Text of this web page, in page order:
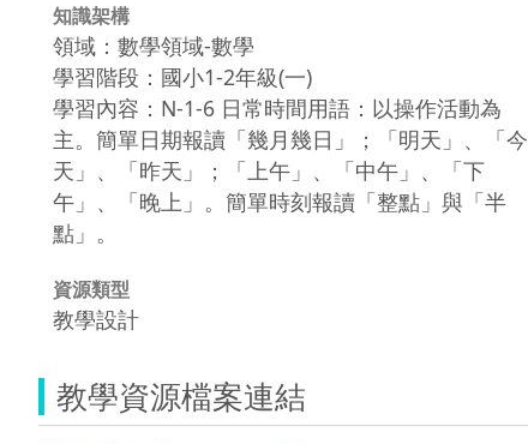
知識架構
領域：數學領域-數學
學習階段：國小1-2年級(一)
學習內容：N-1-6 日常時間用語：以操作活動為
主。簡單日期報讀「幾月幾日」；「明天」、「今
天」、「昨天」；「上午」、「中午」、「下
午」、「晚上」。簡單時刻報讀「整點」與「半
點」。
資源類型
教學設計
教學資源檔案連結